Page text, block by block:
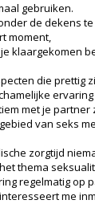
gebruiken.
de dekens
moment,
klaargekomen
die prettig
met je partner
van seks
zorgtijd
thema
regelmatig op
me